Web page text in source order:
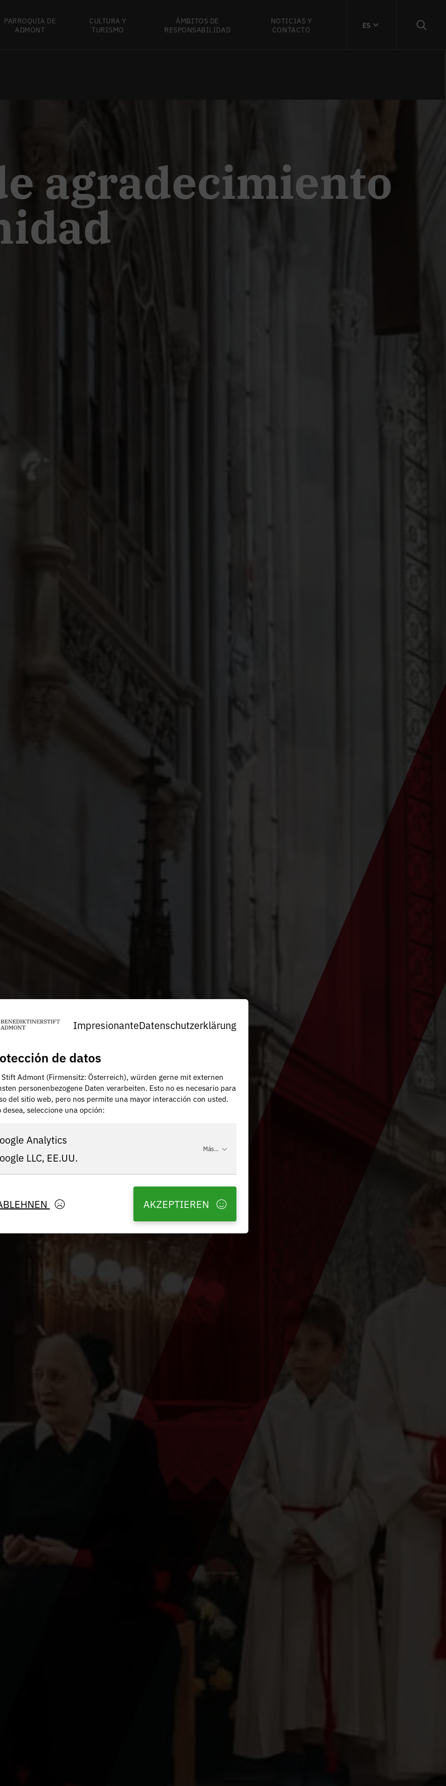
PARROQUIA DE
ADMONT
CULTURA Y
TURISMO
ÁMBITOS DE
RESPONSABILIDAD
NOTICIAS Y
CONTACTO
ES
agradecimiento
ImpresionanteDatenschutzerklärung
de datos
Stift Admont (Firmensitz: Österreich), würden gerne mit externen
personenbezogene Daten verarbeiten. Esto no es necesario para
del sitio web, pero nos permite una mayor interacción con usted.
desea, seleccione una opción:
Analytics
LLC, EE.UU.
Más...
AKZEPTIEREN